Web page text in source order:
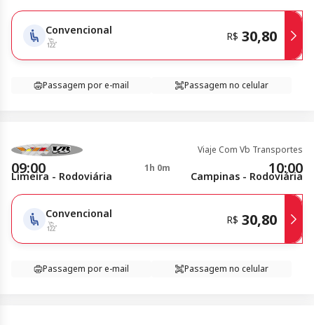
Convencional R$ 30,80
Passagem por e-mail Passagem no celular
Viaje Com Vb Transportes
09:00 1h 0m 10:00
Limeira - Rodoviária Campinas - Rodoviária
Convencional R$ 30,80
Passagem por e-mail Passagem no celular